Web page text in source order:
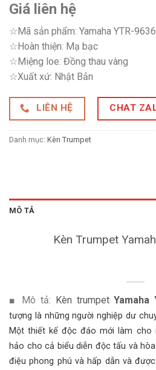
Giá liên hệ
☆Mã sản phẩm: Yamaha YTR-9636
☆Hoàn thiện: Mạ bạc
☆Miệng loe: Đồng thau vàng
☆Xuất xứ: Nhật Bản
LIÊN HỆ CHAT
Danh mục: Kèn Trumpet
MÔ TẢ
Kèn Trumpet
■ Mô tả: Kèn trumpet Yamaha
tượng là những người nghiệp dư
Một thiết kế độc đáo mới làm cho
hảo cho cả biểu diễn độc tấu và
điệu phong phú và hấp dẫn và